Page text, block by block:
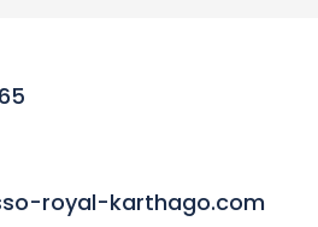
royal-karthago.com